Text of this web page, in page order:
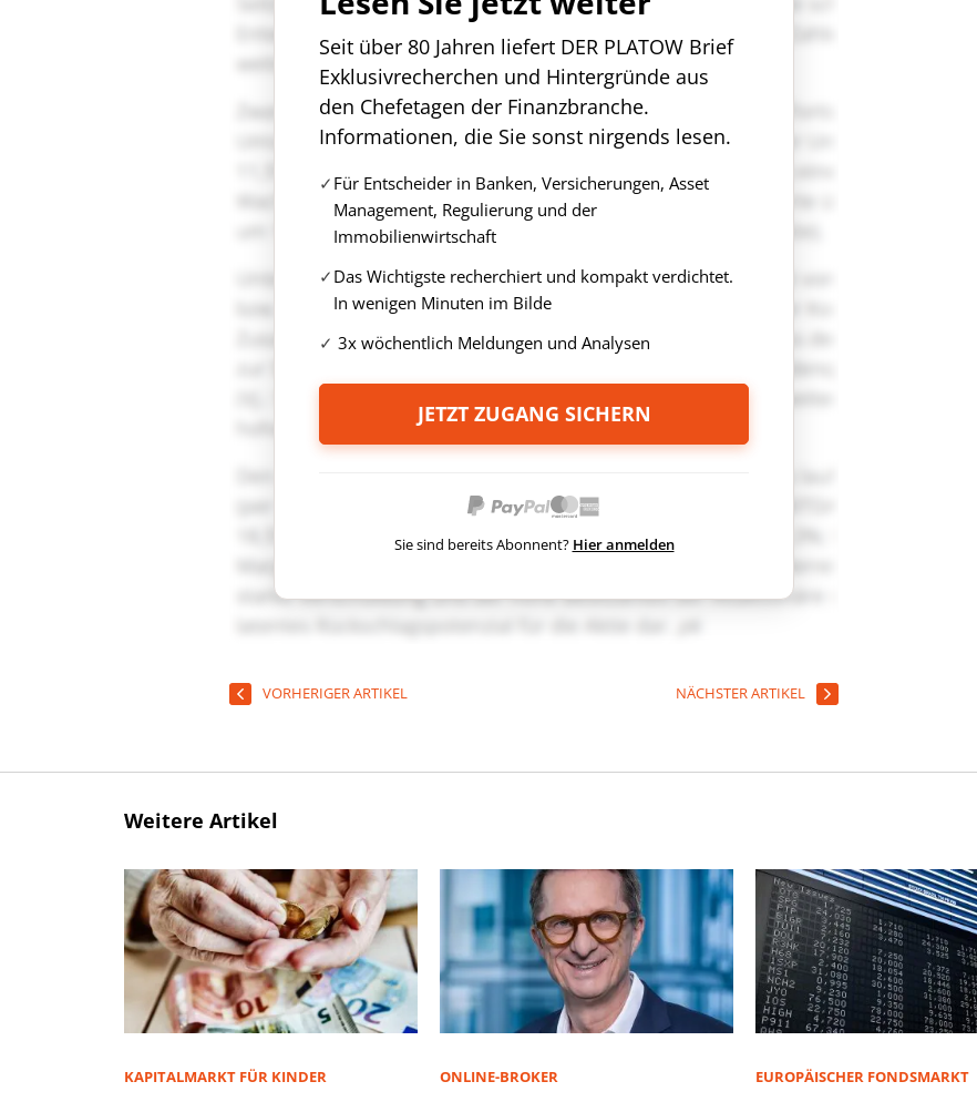
Seit über 80 Jahren liefert DER PLATOW Brief
Exklusivrecherchen und Hintergründe aus
den Chefetagen der Finanzbranche.
Informationen, die Sie sonst nirgends lesen.
Für Entscheider in Banken, Versicherungen, Asset
Management, Regulierung und der
Immobilienwirtschaft
Das Wichtigste recherchiert und kompakt verdichtet.
In wenigen Minuten im Bilde
3x wöchentlich Meldungen und Analysen
JETZT ZUGANG SICHERN
Sie sind bereits Abonnent? Hier anmelden
VORHERIGER ARTIKEL NÄCHSTER ARTIKEL
Weitere Artikel
KAPITALMARKT FÜR KINDER ONLINE-BROKER EUROPÄISCHER FONDSMARKT